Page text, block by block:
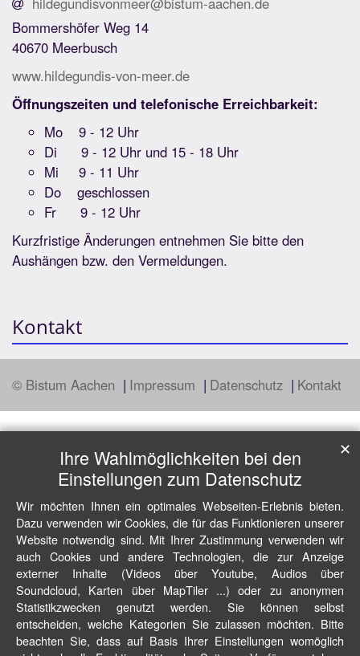
Bommershöfer Weg 14
40670 Meerbusch
www.hildegundis-von-meer.de
Öffnungszeiten und telefonische Erreichbarkeit:
Mo 9 - 12 Uhr
Di 9 - 12 Uhr und 15 - 18 Uhr
Mi 9 - 11 Uhr
Do geschlossen
Fr 9 - 12 Uhr
Kurzfristige Änderungen entnehmen Sie bitte den
Aushängen bzw. den Vermeldungen.
Kontakt
© Bistum Aachen Impressum Datenschutz Kontakt
Ihre Wahlmöglichkeiten bei den
Einstellungen zum Datenschutz
Wir möchten Ihnen ein optimales Webseiten-Erlebnis bieten.
Dazu verwenden wir Cookies, die für das Funktionieren unserer
Website notwendig sind. Mit Ihrer Zustimmung verwenden wir
auch Cookies und andere Technologien, die zur Anzeige
externer Inhalte (Videos über Youtube, Audios über
Soundcloud, Karten über MapTiler ...) oder zu anonymen
Statistikzwecken genutzt werden. Sie können selbst
entscheiden, welche Kategorien Sie zulassen möchten. Bitte
beachten Sie, dass auf Basis Ihrer Einstellungen womöglich
✕